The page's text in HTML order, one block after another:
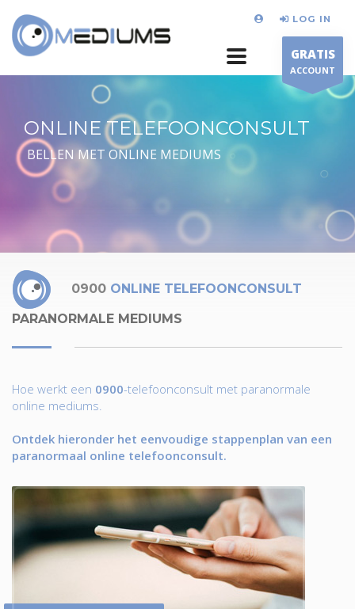
LOG IN
GRATIS
ACCOUNT
ONLINE TELEFOONCONSULT
BELLEN MET ONLINE MEDIUMS
0900 ONLINE TELEFOONCONSULT
PARANORMALE MEDIUMS
Hoe werkt een 0900-telefoonconsult met paranormale
online mediums.
Ontdek hieronder het eenvoudige stappenplan van een
paranormaal online telefoonconsult.